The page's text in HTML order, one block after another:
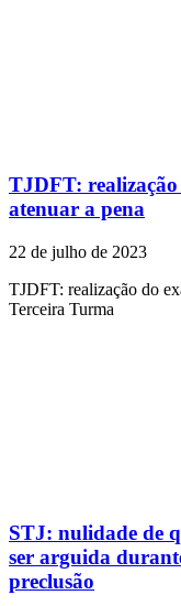
TJDFT:
atenuar a pena
22 de julho de 2023
TJDFT: realização do
Terceira Turma
STJ: nulidade de
ser arguida
preclusão